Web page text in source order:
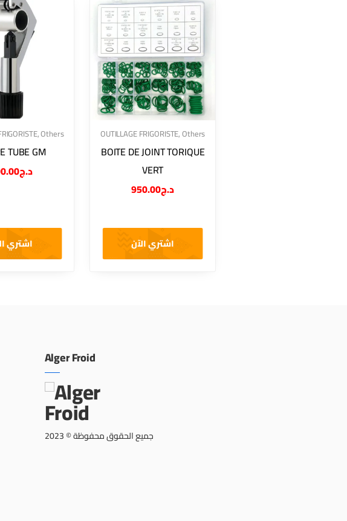
,Others
TUBE GM
د.ج
اشتري
OUTILLAGE FRIGORISTE,Others
BOITE DE JOINT TORIQUE
VERT
د.ج950.00
اشتري الآن
Alger Froid
جميع الحقوق محفوظة © 2023